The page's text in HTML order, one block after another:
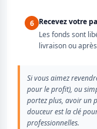
6 Recevez votre
Les fonds sont
livraison ou
Si vous aimez
pour le profit), ou
portez plus, avoir un
douceur est la clé
professionnelles.